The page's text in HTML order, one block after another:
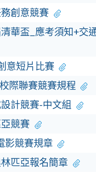
創意競賽
清華盃_應考須知+交
意短片比賽
際聯賽競賽規程
計競賽-中文組
競賽
影競賽規章
匹亞報名簡章